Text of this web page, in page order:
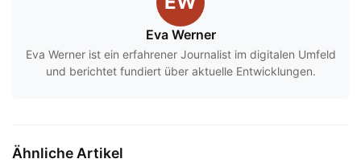
Eva Werner
Eva Werner ist ein erfahrener Journalist im digitalen Umfeld
und berichtet fundiert über aktuelle Entwicklungen.
Ähnliche Artikel